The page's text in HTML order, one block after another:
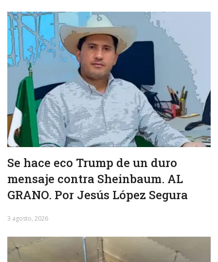
Se hace eco Trump de un duro
mensaje contra Sheinbaum. AL
GRANO. Por Jesús López Segura
3 agosto, 2026